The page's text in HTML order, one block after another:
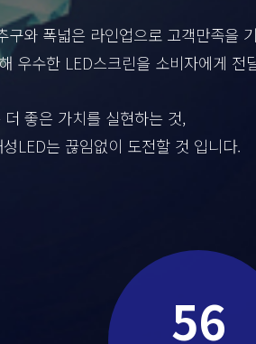
구와 폭넓은 라인업으로 고객만족을
우수한 LED스크린을 소비자에게 전
좋은 가치를 실현하는 것,
LED는 끊임없이 도전할 것 입니다.
56